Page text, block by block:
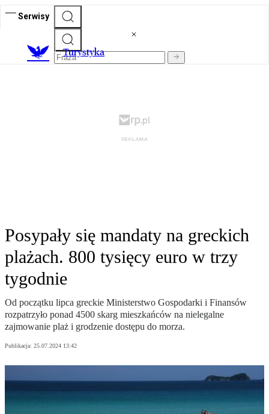
Serwisy
Turystyka
Posypały się mandaty na greckich
plażach. 800 tysięcy euro w trzy
tygodnie
Od początku lipca greckie Ministerstwo Gospodarki i Finansów
rozpatrzyło ponad 4500 skarg mieszkańców na nielegalne
zajmowanie plaż i grodzenie dostępu do morza.
Publikacja: 25.07.2024 13:42